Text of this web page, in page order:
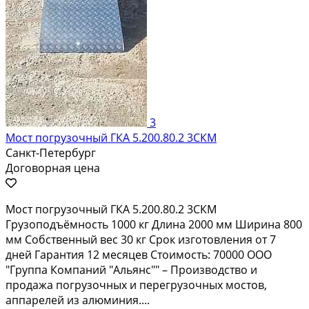
3
Мост погрузочный ГКА 5.200.80.2 3СКМ
Санкт-Петербург
Договорная цена
Мост погрузочный ГКА 5.200.80.2 3СКМ
Грузоподъёмность 1000 кг Длина 2000 мм Ширина 800
мм Собственный вес 30 кг Срок изготовления от 7
дней Гарантия 12 месяцев Стоимость: 70000 ООО
"Группа Компаний "Альянс"" – Производство и
продажа погрузочных и перегрузочных мостов,
аппарелей из алюминия....